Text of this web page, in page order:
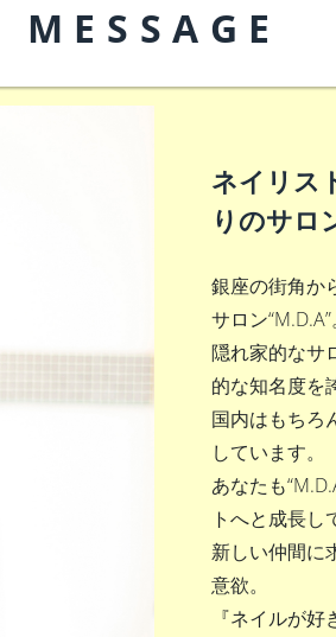
MESSAGE
ネイリス
りのサロ
銀座の街角か
サロン“M.D.A”。
隠れ家的なサ
的な知名度を
国内はもちろ
しています。
あなたも
トへと成長し
新しい仲間に
意欲。
『ネイルが